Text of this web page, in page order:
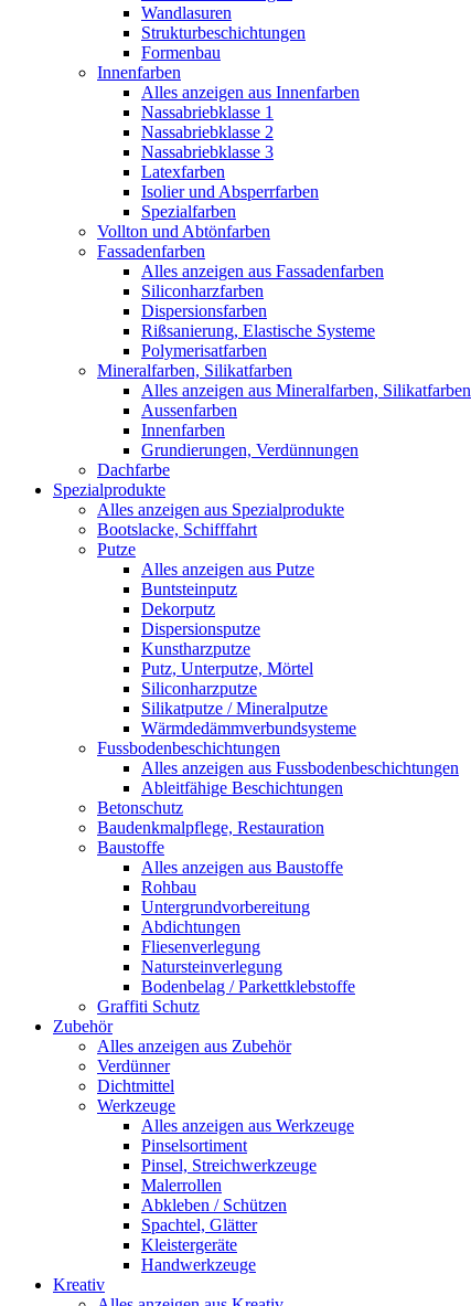
Wandlasuren
Strukturbeschichtungen
Formenbau
Innenfarben
Alles anzeigen aus Innenfarben
Nassabriebklasse 1
Nassabriebklasse 2
Nassabriebklasse 3
Latexfarben
Isolier und Absperrfarben
Spezialfarben
Vollton und Abtönfarben
Fassadenfarben
Alles anzeigen aus Fassadenfarben
Siliconharzfarben
Dispersionsfarben
Rißsanierung, Elastische Systeme
Polymerisatfarben
Mineralfarben, Silikatfarben
Alles anzeigen aus Mineralfarben, Silikatfarben
Aussenfarben
Innenfarben
Grundierungen, Verdünnungen
Dachfarbe
Spezialprodukte
Alles anzeigen aus Spezialprodukte
Bootslacke, Schifffahrt
Putze
Alles anzeigen aus Putze
Buntsteinputz
Dekorputz
Dispersionsputze
Kunstharzputze
Putz, Unterputze, Mörtel
Siliconharzputze
Silikatputze / Mineralputze
Wärmdedämmverbundsysteme
Fussbodenbeschichtungen
Alles anzeigen aus Fussbodenbeschichtungen
Ableitfähige Beschichtungen
Betonschutz
Baudenkmalpflege, Restauration
Baustoffe
Alles anzeigen aus Baustoffe
Rohbau
Untergrundvorbereitung
Abdichtungen
Fliesenverlegung
Natursteinverlegung
Bodenbelag / Parkettklebstoffe
Graffiti Schutz
Zubehör
Alles anzeigen aus Zubehör
Verdünner
Dichtmittel
Werkzeuge
Alles anzeigen aus Werkzeuge
Pinselsortiment
Pinsel, Streichwerkzeuge
Malerrollen
Abkleben / Schützen
Spachtel, Glätter
Kleistergeräte
Handwerkzeuge
Kreativ